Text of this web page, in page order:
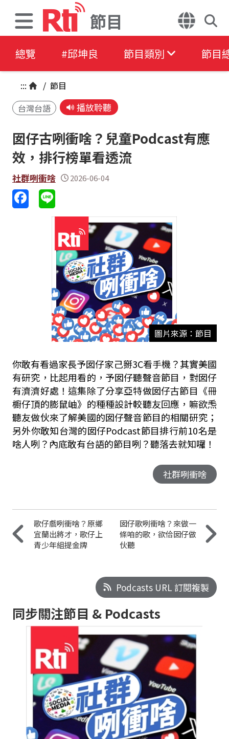
節目
總覽 #邱坤良 節目類別 節目
::: / 節目
台灣台語
播放聆聽
囡仔古咧衝啥？兒童Podcast有應
效，排行榜單看透流
社群咧衝啥 2026-06-04
圖片來源：節目
你敢有看過家長予囡仔家己掰3C看手機？其實美國
有研究，比起用看的，予囡仔聽聲音節目，對囡仔
有濟濟好處！這集除了分享亞特做囡仔古節目《冊
櫥仔頂的膨鼠岫》的種種設計較聽友回應，嘛欲𤆬
聽友做伙來了解美國的囡仔聲音節目的相關研究；
另外你敢知台灣的囡仔Podcast節目排行前10名是
啥人咧？內底敢有台語的節目咧？聽落去就知囉！
社群咧衝啥
歌仔戲咧衝啥？原鄉
宜蘭出將才，歌仔上
青少年組提金牌
囡仔歌咧衝啥？來做一
條咱的歌，欲佮囡仔做
伙聽
Podcasts URL 訂閱複製
同步關注節目 & Podcasts